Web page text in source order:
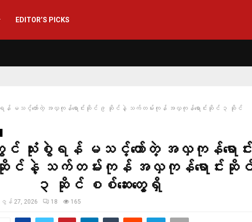
EDITOR’S PICKS
စွဲရန် မသင့်တော်တဲ့ အလှကုန်ရောင်းဆိုင် ၉ ဆိုင်နဲ့ သက်တမ်းကုန် အလှကုန်ရောင်းဆိုင် ၃ ဆိုင်
တွင် သုံးစွဲရန် မသင့်တော်တဲ့ အလှကုန်ရောင်း
င်နဲ့ သက်တမ်းကုန် အလှကုန်ရောင်းဆို
၃ ဆိုင် စစ်‌ဆေးတွေ့ရှိ
ဇွန် 27, 2026 18 165